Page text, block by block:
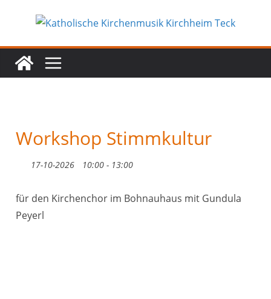
Workshop Stimmkultur
17-10-2026 10:00 - 13:00
für den Kirchenchor im Bohnauhaus mit Gundula
Peyerl